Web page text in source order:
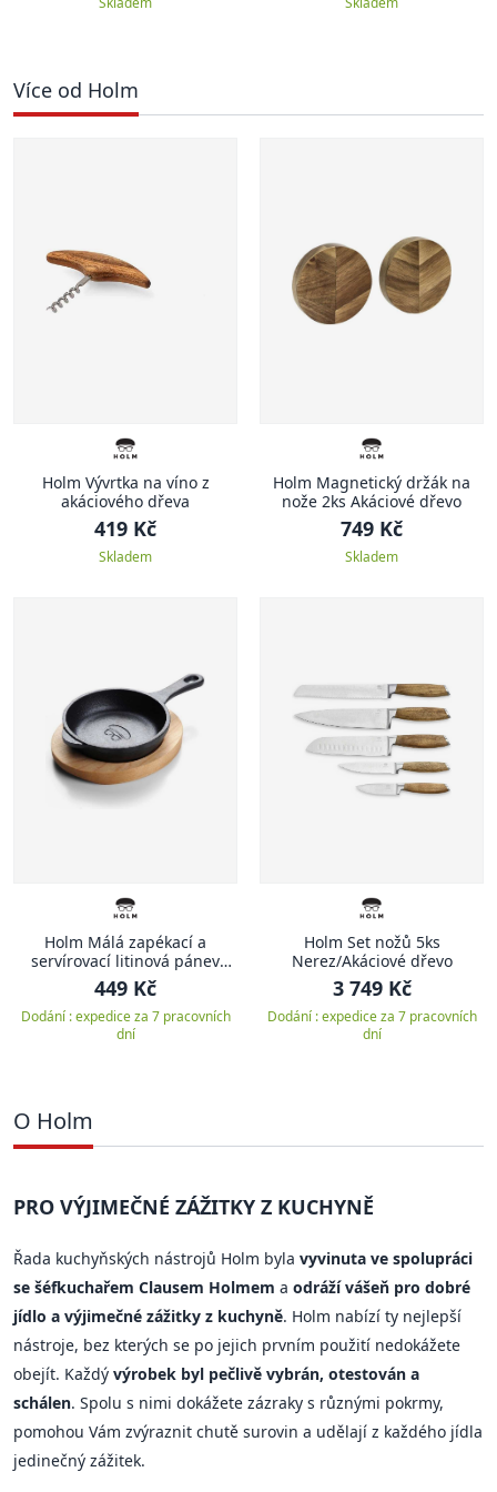
Více od Holm
Holm Vývrtka na víno z
akáciového dřeva
419 Kč
Skladem
Holm Magnetický držák na
nože 2ks Akáciové dřevo
749 Kč
Skladem
Holm Málá zapékací a
servírovací litinová pánev
10cm
449 Kč
Dodání : expedice za 7 pracovních
dní
Holm Set nožů 5ks
Nerez/Akáciové dřevo
3 749 Kč
Dodání : expedice za 7 pracovních
dní
O Holm
PRO VÝJIMEČNÉ ZÁŽITKY Z KUCHYNĚ
Řada kuchyňských nástrojů Holm byla vyvinuta ve spolupráci
se šéfkuchařem Clausem Holmem a odráží vášeň pro dobré
jídlo a výjimečné zážitky z kuchyně. Holm nabízí ty nejlepší
nástroje, bez kterých se po jejich prvním použití nedokážete
obejít. Každý výrobek byl pečlivě vybrán, otestován a
schálen. Spolu s nimi dokážete zázraky s různými pokrmy,
pomohou Vám zvýraznit chutě surovin a udělají z každého jídla
jedinečný zážitek.